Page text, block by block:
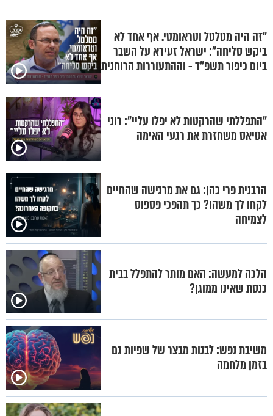
"זה היה מטלטל וטראומטי. אף אחד לא
ביקש סליחה": ישראל זעירא על השבר
ביום כיפור תשפ"ד - וההתעוררות הרוחנית
"התפללתי שהרקטות לא יפלו עליי": רוני
אטיאס משחזרת את רגעי האימה
הרבנית פרי כהן: גם את מרגישה שהחיים
לקחו לך משהו? כך תהפכי פספוס
לצמיחה
הלכה למעשה: האם מותר להתפלל בבית
כנסת שאינו ממוגן?
משיבת נפש: לבנות מבצר של שפיות גם
בזמן מלחמה